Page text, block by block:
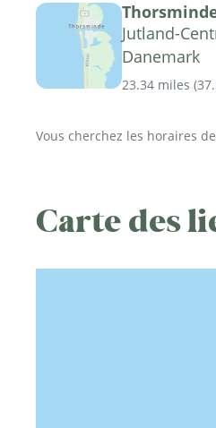
Jutland-
Danemark
23.34 miles (
Vous cherchez les horaires
Carte des